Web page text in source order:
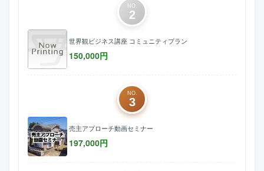
NO.
2
世界観ビジネス講座 コミュニティプラン
150,000円
NO.
3
売主アプローチ動画セミナー
197,000円